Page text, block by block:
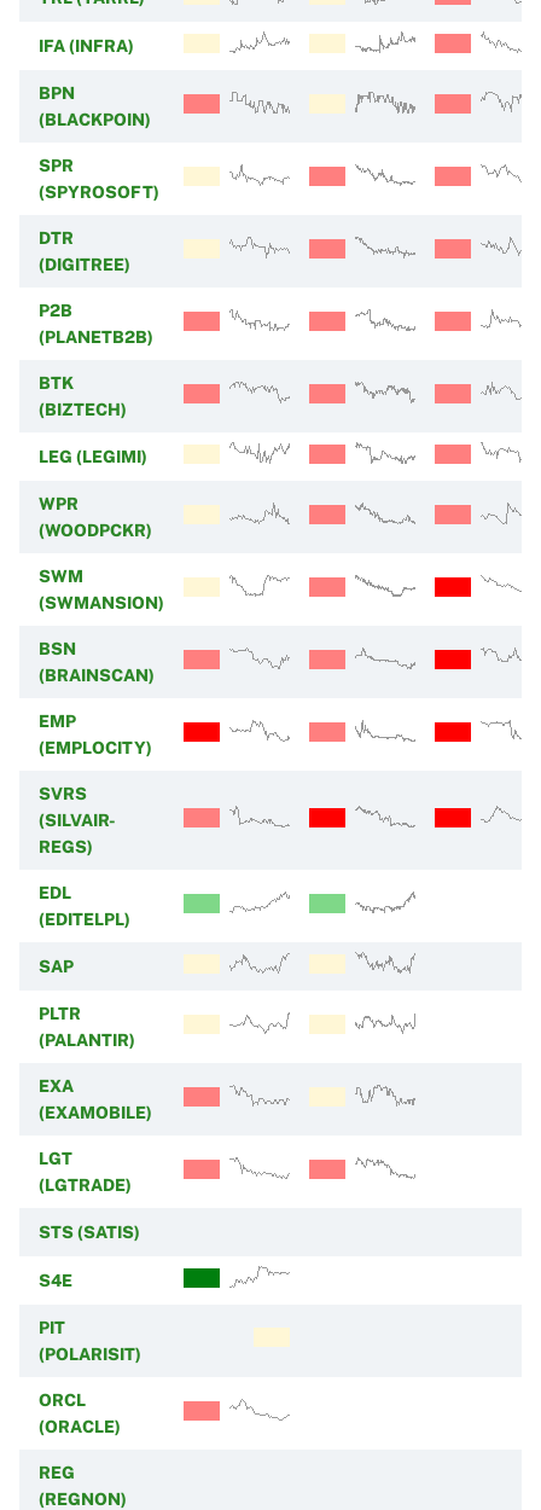
IFA (INFRA)
BPN
(BLACKPOIN)
SPR
(SPYROSOFT)
DTR
(DIGITREE)
P2B
(PLANETB2B)
BTK
(BIZTECH)
LEG (LEGIMI)
WPR
(WOODPCKR)
SWM
(SWMANSION)
BSN
(BRAINSCAN)
EMP
(EMPLOCITY)
SVRS
(SILVAIR-
REGS)
EDL
(EDITELPL)
SAP
PLTR
(PALANTIR)
EXA
(EXAMOBILE)
LGT
(LGTRADE)
STS (SATIS)
S4E
PIT
(POLARISIT)
ORCL
(ORACLE)
REG
(REGNON)